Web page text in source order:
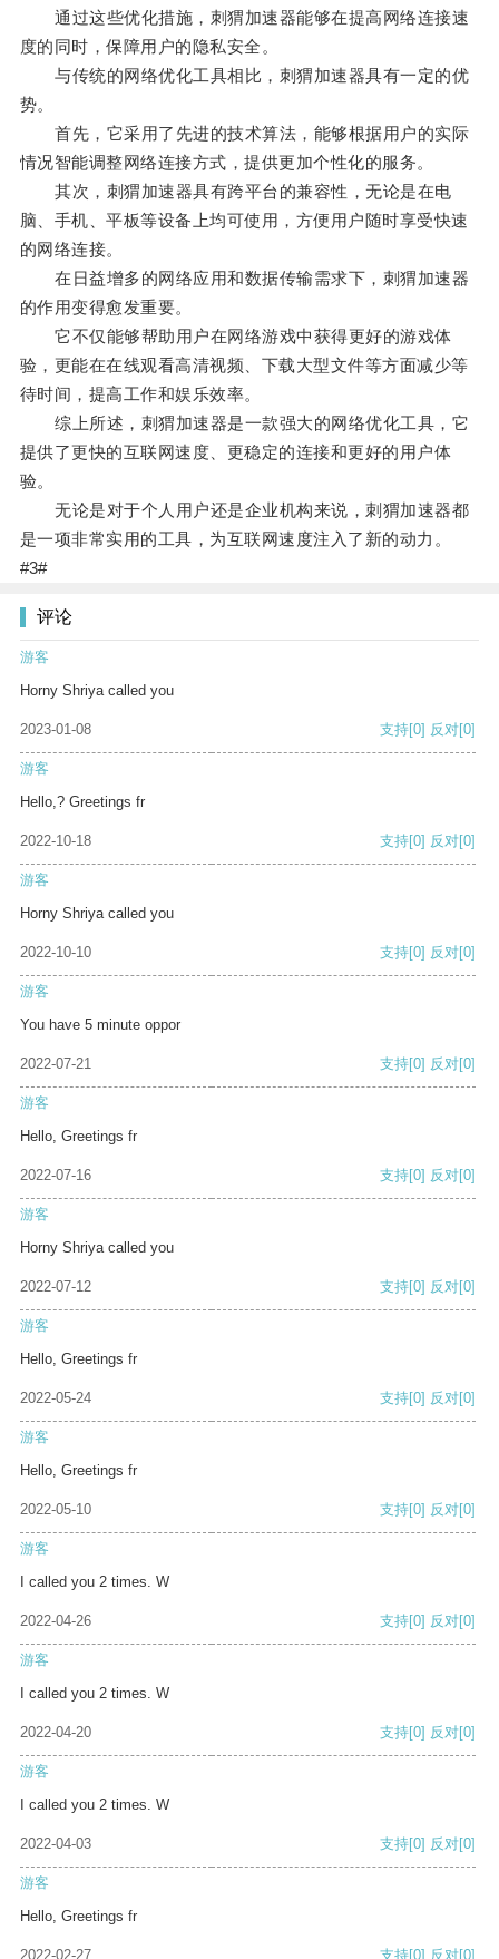
通过这些优化措施，刺猬加速器能够在提高网络连接速
度的同时，保障用户的隐私安全。
与传统的网络优化工具相比，刺猬加速器具有一定的优
势。
首先，它采用了先进的技术算法，能够根据用户的实际
情况智能调整网络连接方式，提供更加个性化的服务。
其次，刺猬加速器具有跨平台的兼容性，无论是在电
脑、手机、平板等设备上均可使用，方便用户随时享受快速
的网络连接。
在日益增多的网络应用和数据传输需求下，刺猬加速器
的作用变得愈发重要。
它不仅能够帮助用户在网络游戏中获得更好的游戏体
验，更能在在线观看高清视频、下载大型文件等方面减少等
待时间，提高工作和娱乐效率。
综上所述，刺猬加速器是一款强大的网络优化工具，它
提供了更快的互联网速度、更稳定的连接和更好的用户体
验。
无论是对于个人用户还是企业机构来说，刺猬加速器都
是一项非常实用的工具，为互联网速度注入了新的动力。
#3#
评论
游客
Horny Shriya called you
2023-01-08 支持[0] 反对[0]
游客
Hello,? Greetings fr
2022-10-18 支持[0] 反对[0]
游客
Horny Shriya called you
2022-10-10 支持[0] 反对[0]
游客
You have 5 minute oppor
2022-07-21 支持[0] 反对[0]
游客
Hello, Greetings fr
2022-07-16 支持[0] 反对[0]
游客
Horny Shriya called you
2022-07-12 支持[0] 反对[0]
游客
Hello, Greetings fr
2022-05-24 支持[0] 反对[0]
游客
Hello, Greetings fr
2022-05-10 支持[0] 反对[0]
游客
I called you 2 times. W
2022-04-26 支持[0] 反对[0]
游客
I called you 2 times. W
2022-04-20 支持[0] 反对[0]
游客
I called you 2 times. W
2022-04-03 支持[0] 反对[0]
游客
Hello, Greetings fr
2022-02-27 支持[0] 反对[0]